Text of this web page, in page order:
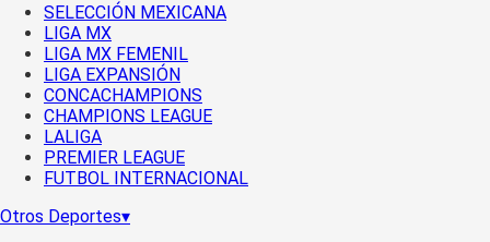
SELECCIÓN MEXICANA
LIGA MX
LIGA MX FEMENIL
LIGA EXPANSIÓN
CONCACHAMPIONS
CHAMPIONS LEAGUE
LALIGA
PREMIER LEAGUE
FUTBOL INTERNACIONAL
Otros Deportes▾